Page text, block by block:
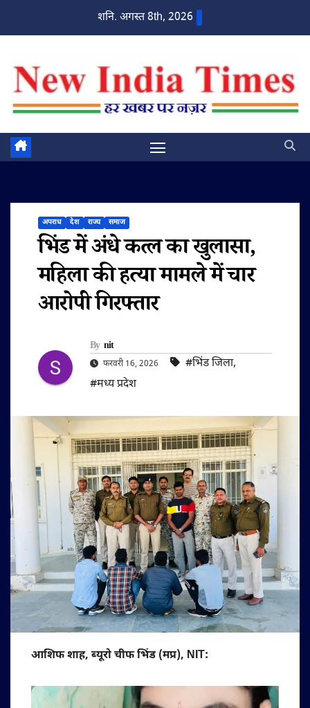
शनि. अगस्त 8th, 2026
अपराध देश राज्य समाज
भिंड में अंधे कत्ल का खुलासा,
महिला की हत्या मामले में चार
आरोपी गिरफ्तार
By nit
फरवरी 16, 2026 #भिंड जिला,
#मध्य प्रदेश
आशिफ शाह, ब्यूरो चीफ भिंड (मप्र), NIT: